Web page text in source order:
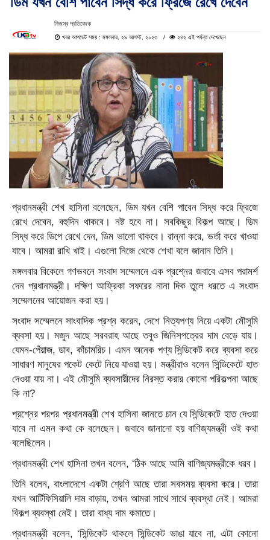
নিজস্ব প্রতিবেদক
খবর আপডেট সময় : মঙ্গলবার, ২৯ আগস্ট, ২০২৩ ২৪২ এই পর্যন্ত দেখেছেন
প্রধানমন্ত্রী শেখ হাসিনা বলেছেন, ডিম যখন বেশি পাবেন সিদ্ধ করে ফ্রিজে
রেখে দেবেন, বহুদিন থাকবে। নষ্ট হবে না। সবকিছুর বিকল্প আছে। ডিম
সিদ্ধ করে ডিপে রেখে দেন, ডিম ভালো থাকবে। রান্না করে, ভর্তা করে খাওয়া
যাবে। আমরা রাখি খাই। এগুলো নিজে থেকে শেখা বলে জানান তিনি।
মঙ্গলবার বিকেলে গণভবনে সংবাদ সম্মেলনে এক প্রশ্নের জবাবে এসব পরামর্শ
দেন প্রধানমন্ত্রী। দক্ষিণ আফ্রিকা সফরের নানা দিক তুলে ধরতে এ সংবাদ
সম্মেলনের আয়োজন করা হয়।
সংবাদ সম্মেলনে সাংবাদিক প্রশ্ন করেন, দেশে নিত্যপণ্য নিয়ে একটা মৌসুমি
ব্যবসা হয়। মজুদ আছে সরবরাহ আছে তবুও জিনিসপত্রের দাম বেড়ে যায়।
যেমন-পেঁয়াজ, ডাব, কাঁচামরিচ। এমন অনেক পণ্য সিন্ডিকেট করে ব্যবসা করে
সাধারণ মানুষের পকেট কেটে নিয়ে যাওয়া হয়। মন্ত্রীরাও বলেন সিন্ডিকেটে হাত
দেওয়া যায় না। এই মৌসুমি ব্যবসায়ীদের নিরস্ত করার কোনো পরিকল্পনা আছে
কি না?
প্রশ্নের পরপর প্রধানমন্ত্রী শেখ হাসিনা জানতে চান যে সিন্ডিকেটে হাত দেওয়া
যাবে না এমন কথা কে বলেছেন। জবাবে জানানো হয় বাণিজ্যমন্ত্রী ওই কথা
বলেছিলেন।
প্রধানমন্ত্রী শেখ হাসিনা তখন বলেন, ‘ঠিক আছে আমি বাণিজ্যমন্ত্রীকে ধরব।
তিনি বলেন, বাংলাদেশে একটা শ্রেণি আছে তারা সবসময় ব্যবসা করে। তারা
যখন আর্টিফিসিয়ালি দাম বাড়ায়, তখন আমরা সাথে সাথে ব্যবস্থা নেই। আমরা
বিকল্প ব্যবস্থা নেই। তারা বাধ্য দাম কমাতে।
প্রধানমন্ত্রী বলেন, ‘সিন্ডিকেট থাকলে সিন্ডিকেট ভাঙা যাবে না, এটা কোনো